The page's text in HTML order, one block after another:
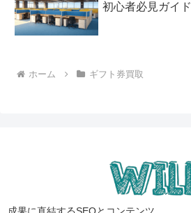
初心者必見ガイド
ホーム ギフト券買取